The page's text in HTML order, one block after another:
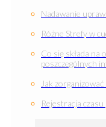
Nadawanie
Różne Strefy w
Co się składa na
poszczególnych
Jak
Rejestracja czasu